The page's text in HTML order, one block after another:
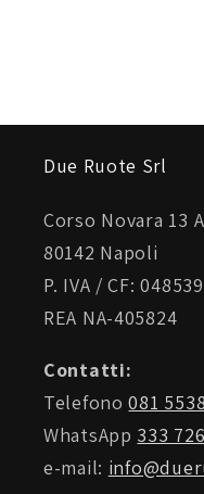
Due Ruote Srl
Corso Novara 13
80142 Napoli
P. IVA / CF:
REA NA-405824
Contatti:
Telefono081
WhatsApp 333
e-mail: